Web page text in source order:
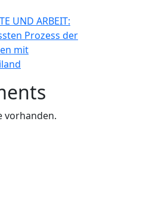
UND ARBEIT:
Prozess der
mit
vorhanden.